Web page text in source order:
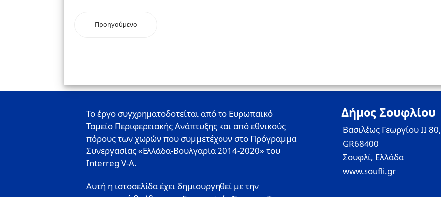
Προηγούμενο
Το έργο συγχρηματοδοτείται από το Ευρωπαϊκό
Ταμείο Περιφερειακής Ανάπτυξης και από εθνικούς
πόρους των χωρών που συμμετέχουν στο Πρόγραμμα
Συνεργασίας «Ελλάδα-Βουλγαρία 2014-2020» του
Interreg V-A.
Αυτή η ιστοσελίδα έχει δημιουργηθεί με την
Δήμος Σουφλίου
Βασιλέως Γεωργίου II 80,
GR68400
Σουφλί, Ελλάδα
www.soufli.gr